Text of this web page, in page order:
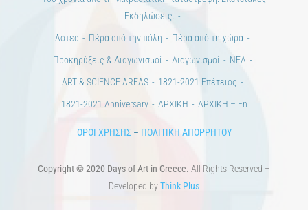
Εκδηλώσεις.
Άστεα
Πέρα από την πόλη
Πέρα από τη χώρα
Προκηρύξεις & Διαγωνισμοί
Διαγωνισμοί
ΝΕΑ
ART & SCIENCE AREAS
1821-2021 Επέτειος
1821-2021 Anniversary
ΑΡΧΙΚΗ ΑΡΧΙΚΗ – En
ΟΡΟΙ ΧΡΗΣΗΣ– ΠΟΛΙΤΙΚΗ ΑΠΟΡΡΗΤΟΥ
Copyright © 2020 Days of Art in Greece. All Rights Reserved –
Developed byThink Plus